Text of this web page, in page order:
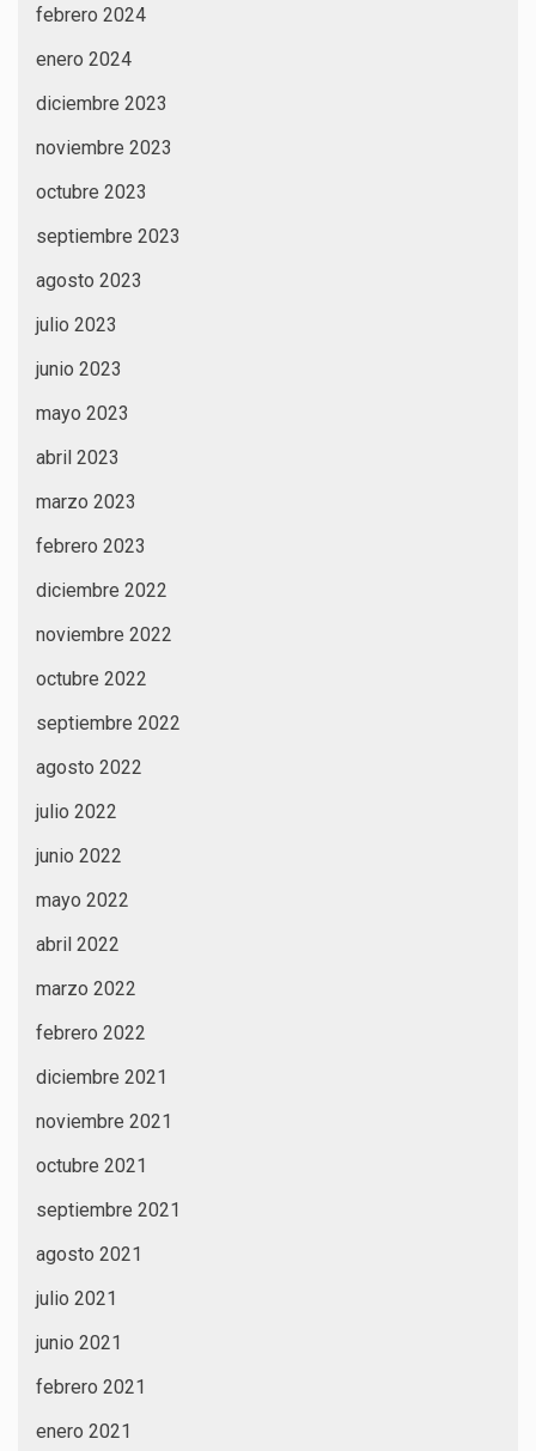
febrero 2024
enero 2024
diciembre 2023
noviembre 2023
octubre 2023
septiembre 2023
agosto 2023
julio 2023
junio 2023
mayo 2023
abril 2023
marzo 2023
febrero 2023
diciembre 2022
noviembre 2022
octubre 2022
septiembre 2022
agosto 2022
julio 2022
junio 2022
mayo 2022
abril 2022
marzo 2022
febrero 2022
diciembre 2021
noviembre 2021
octubre 2021
septiembre 2021
agosto 2021
julio 2021
junio 2021
febrero 2021
enero 2021